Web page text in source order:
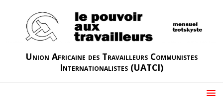
Union Africaine des Travailleurs Communistes
Internationalistes (UATCI)